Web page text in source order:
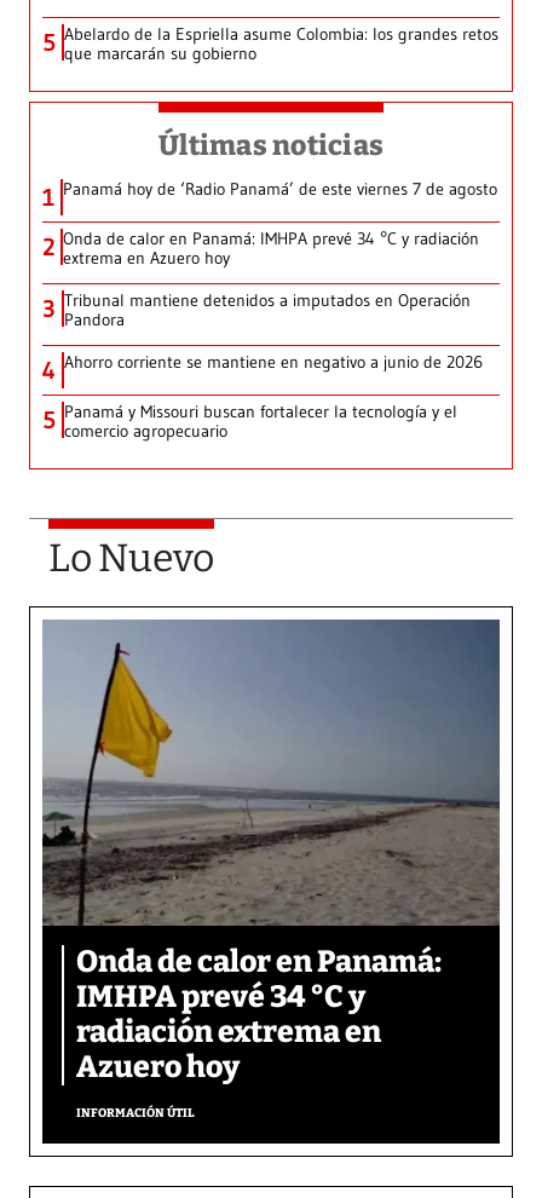
5 Abelardo de la Espriella asume Colombia: los grandes retos
que marcarán su gobierno
Últimas noticias
1 Panamá hoy de ‘Radio Panamá’ de este viernes 7 de agosto
2 Onda de calor en Panamá: IMHPA prevé 34 °C y radiación
extrema en Azuero hoy
3 Tribunal mantiene detenidos a imputados en Operación
Pandora
4 Ahorro corriente se mantiene en negativo a junio de 2026
5 Panamá y Missouri buscan fortalecer la tecnología y el
comercio agropecuario
Lo Nuevo
Onda de calor en Panamá:
IMHPA prevé 34 °C y
radiación extrema en
Azuero hoy
INFORMACIÓN ÚTIL